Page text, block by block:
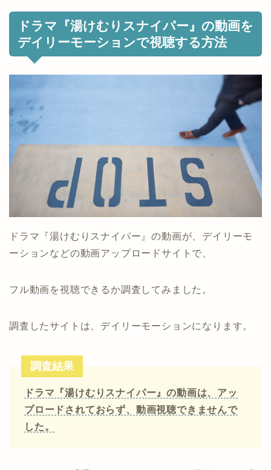
ドラマ『湯けむりスナイパー』の動画を
デイリーモーションで視聴する方法
ドラマ『湯けむりスナイパー』の動画が、デイリーモ
ーションなどの動画アップロードサイトで、
フル動画を視聴できるか調査してみました。
調査したサイトは、デイリーモーションになります。
調査結果
ドラマ『湯けむりスナイパー』の動画は、アッ
プロードされておらず、動画視聴できませんで
した。